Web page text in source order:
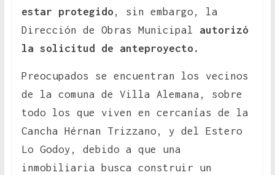
estar protegido , sin embargo, la
Dirección de Obras Municipal autorizó
la solicitud de anteproyecto.
Preocupados se encuentran los vecinos
de la comuna de Villa Alemana, sobre
todo los que viven en cercanías de la
Cancha Hérnan Trizzano, y del Estero
Lo Godoy, debido a que una
inmobiliaria busca construir un